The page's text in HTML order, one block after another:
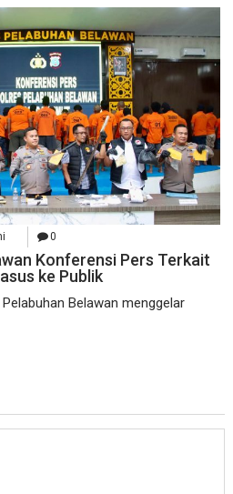
0
Konferensi Pers Terkait
ke Publik
Pelabuhan Belawan menggelar